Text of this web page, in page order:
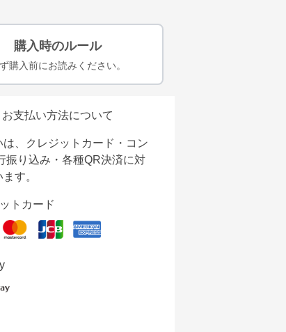
購入時のルール
購入前にお読みください。
お支払い方法について
は、クレジットカード・コン
振り込み・各種QR決済に対
す。
トカード